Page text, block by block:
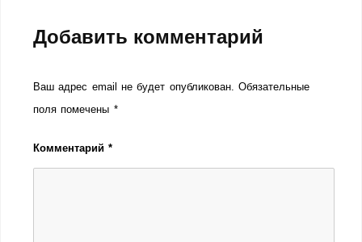
Добавить комментарий
Ваш адрес email не будет опубликован. Обязательные
поля помечены *
Комментарий*